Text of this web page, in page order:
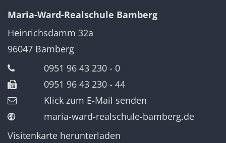
Maria-Ward-Realschule Bamberg
Heinrichsdamm 32a
96047 Bamberg
0951 96 43 230 - 0
0951 96 43 230 - 44
Klick zum E-Mail senden
maria-ward-realschule-bamberg.de
Visitenkarte herunterladen